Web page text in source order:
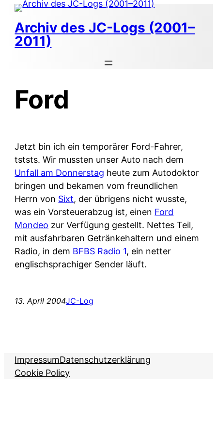
Zum
Inhalt
springen
Archiv des JC-Logs (2001–
2011)
Ford
Jetzt bin ich ein temporärer Ford-Fahrer,
tststs. Wir mussten unser Auto nach dem
Unfall am Donnerstag heute zum Autodoktor
bringen und bekamen vom freundlichen
Herrn von Sixt, der übrigens nicht wusste,
was ein Vorsteuerabzug ist, einen Ford
Mondeo zur Verfügung gestellt. Nettes Teil,
mit ausfahrbaren Getränkehaltern und einem
Radio, in dem BFBS Radio 1, ein netter
englischsprachiger Sender läuft.
13. April 2004JC-Log
ImpressumDatenschutzerklärung
Cookie Policy